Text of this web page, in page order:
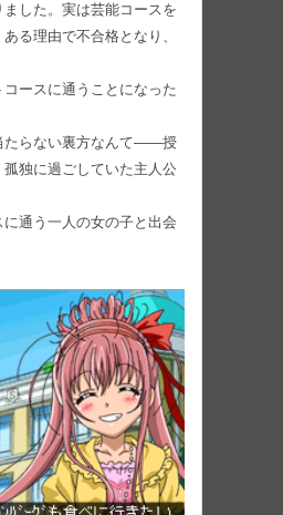
した。実は芸能コースを
る理由で不合格となり、
ースに通うことになった
たらない裏方なんて――授
独に過ごしていた主人公
通う一人の女の子と出会